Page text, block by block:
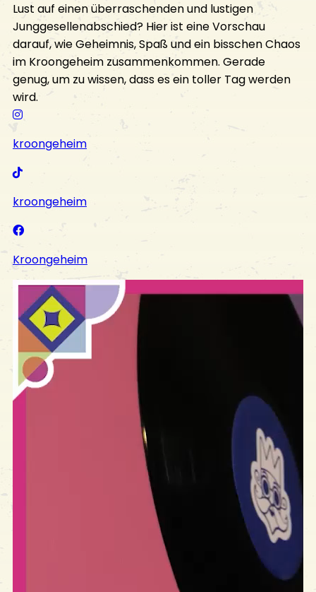
Lust auf einen überraschenden und lustigen
Junggesellenabschied? Hier ist eine Vorschau
darauf, wie Geheimnis, Spaß und ein bisschen Chaos
im Kroongeheim zusammenkommen. Gerade
genug, um zu wissen, dass es ein toller Tag werden
wird.
kroongeheim
kroongeheim
Kroongeheim